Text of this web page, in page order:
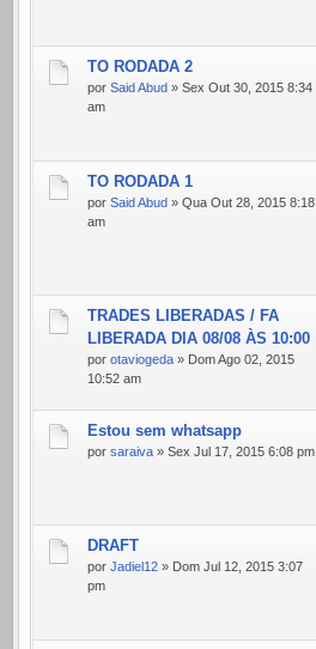
TO RODADA 2
por Said Abud » Sex Out 30, 2015 8:34
am
TO RODADA 1
por Said Abud » Qua Out 28, 2015 8:18
am
TRADES LIBERADAS / FA
LIBERADA DIA 08/08 ÀS 10:00
por otaviogeda » Dom Ago 02, 2015
10:52 am
Estou sem whatsapp
por saraiva » Sex Jul 17, 2015 6:08 pm
DRAFT
por Jadiel12 » Dom Jul 12, 2015 3:07
pm